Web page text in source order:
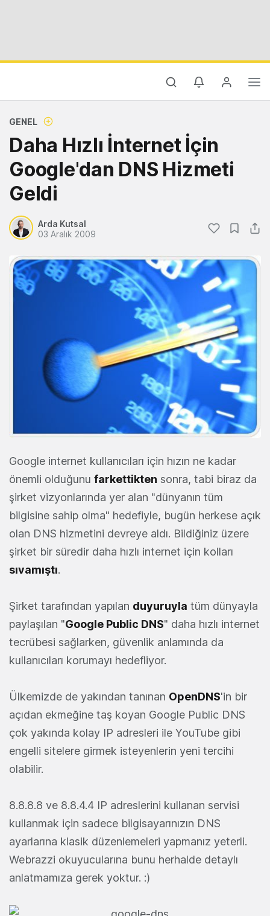
GENEL
Daha Hızlı İnternet İçin
Google'dan DNS Hizmeti
Geldi
Arda Kutsal
03 Aralık 2009
Google internet kullanıcıları için hızın ne kadar
önemli olduğunu farkettikten sonra, tabi biraz da
şirket vizyonlarında yer alan "dünyanın tüm
bilgisine sahip olma" hedefiyle, bugün herkese açık
olan DNS hizmetini devreye aldı. Bildiğiniz üzere
şirket bir süredir daha hızlı internet için kolları
sıvamıştı.
Şirket tarafından yapılan duyuruyla tüm dünyayla
paylaşılan "Google Public DNS" daha hızlı internet
tecrübesi sağlarken, güvenlik anlamında da
kullanıcıları korumayı hedefliyor.
Ülkemizde de yakından tanınan OpenDNS'in bir
açıdan ekmeğine taş koyan Google Public DNS
çok yakında kolay IP adresleri ile YouTube gibi
engelli sitelere girmek isteyenlerin yeni tercihi
olabilir.
8.8.8.8 ve 8.8.4.4 IP adreslerini kullanan servisi
kullanmak için sadece bilgisayarınızın DNS
ayarlarına klasik düzenlemeleri yapmanız yeterli.
Webrazzi okuyucularına bunu herhalde detaylı
anlatmamıza gerek yoktur. :)